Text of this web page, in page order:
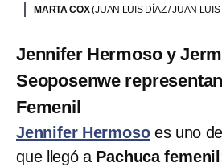
MARTA COX(JUAN LUIS DÍAZ / JUAN LUIS
Jennifer Hermoso y
Seoposenwe
Femenil
Jennifer Hermoso es uno
que llegó a Pachuca